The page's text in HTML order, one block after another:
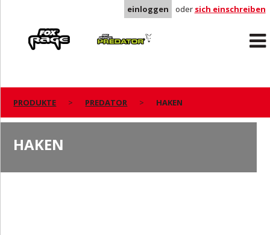
einloggen oder sich einschreiben
Predator
PRODUKTE PREDATOR HAKEN
HAKEN